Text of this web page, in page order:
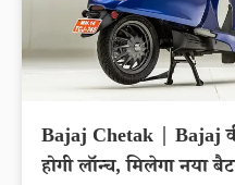
Bajaj Chetak | Bajaj
होगी लॉन्च, मिलेगा नया